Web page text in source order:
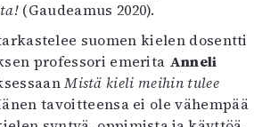
(Gaudeamus 2020).
suomen kielen dosentti
professori emerita Anneli
Mistä kieli meihin tulee
tavoitteensa ei ole vähempää